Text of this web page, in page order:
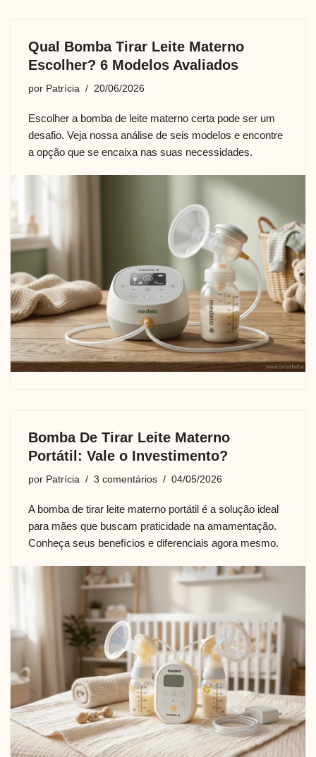
Qual Bomba Tirar Leite Materno
Escolher? 6 Modelos Avaliados
por Patrícia 20/06/2026
Escolher a bomba de leite materno certa pode ser um
desafio. Veja nossa análise de seis modelos e encontre
a opção que se encaixa nas suas necessidades.
Bomba De Tirar Leite Materno
Portátil: Vale o Investimento?
por Patrícia 3 comentários 04/05/2026
A bomba de tirar leite materno portátil é a solução ideal
para mães que buscam praticidade na amamentação.
Conheça seus benefícios e diferenciais agora mesmo.